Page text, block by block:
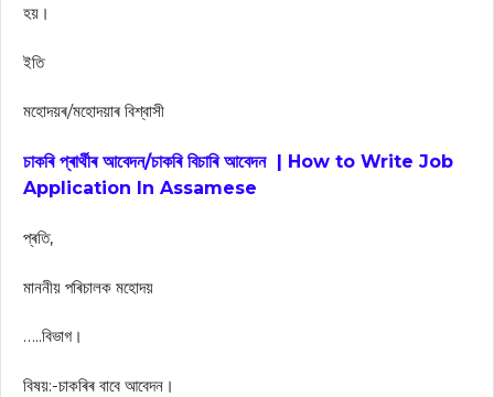
হয়।
ইতি
মহোদয়ৰ/মহোদয়াৰ বিশ্বাসী
চাকৰি প্ৰাৰ্থীৰ আবেদন/চাকৰি বিচাৰি আবেদন | How to Write Job
Application In Assamese
প্ৰতি,
মাননীয় পৰিচালক মহোদয়
…..বিভাগ।
বিষয়:-চাকৰিৰ বাবে আবেদন।